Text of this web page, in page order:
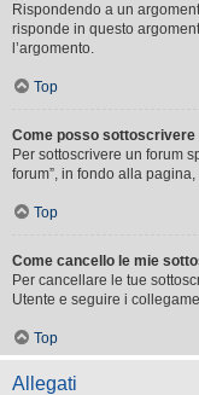
Rispondendo a un
risponde in questo
l’argomento.
Top
Come posso
Per sottoscrivere un forum
forum”, in fondo alla
Top
Come cancello le mie
Per cancellare le tue
Utente e seguire i
Top
Allegati